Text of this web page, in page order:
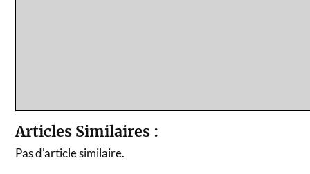
Articles Similaires :
Pas d'article similaire.